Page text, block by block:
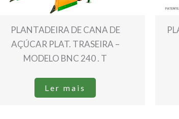
PLANTADEIRA DE CANA DE
AÇÚCAR PLAT. TRASEIRA –
MODELO BNC 240 . T
Ler mais